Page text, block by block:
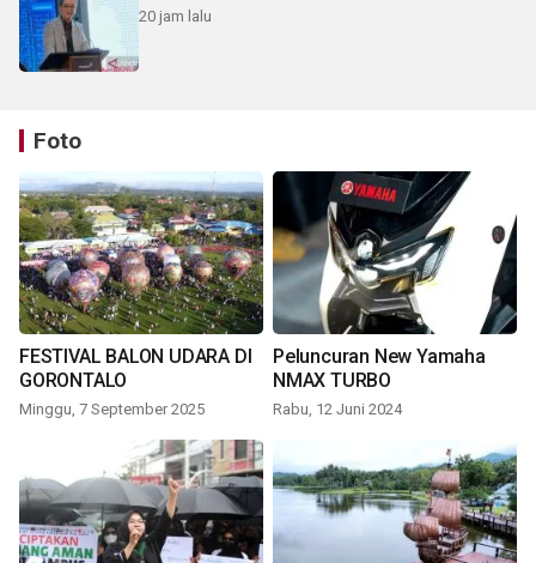
20 jam lalu
Foto
FESTIVAL BALON UDARA DI
GORONTALO
Minggu, 7 September 2025
Peluncuran New Yamaha
NMAX TURBO
Rabu, 12 Juni 2024